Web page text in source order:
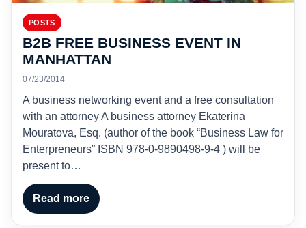
POSTS
B2B FREE BUSINESS EVENT IN
MANHATTAN
07/23/2014
A business networking event and a free consultation
with an attorney A business attorney Ekaterina
Mouratova, Esq. (author of the book “Business Law for
Enterpreneurs” ISBN 978-0-9890498-9-4 ) will be
present to…
Read more